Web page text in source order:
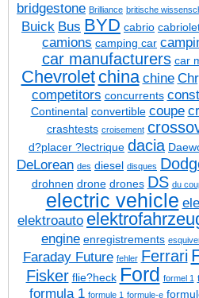
bridgestone Brilliance britische
Buick Bus BYD cabrio
camions camping car
car manufacturers car
Chevrolet china chine
competitors concurrents
Continental convertible coupe
crashtests croisement
d?placer ?lectrique dacia
DeLorean des diesel disques
drohnen drone drones DS du
electric vehicle
elektroauto
engine enregistrements
Faraday Future fehler Ferrari
Fisker flie?heck Ford formel 1
formula 1 formule 1 formule-e